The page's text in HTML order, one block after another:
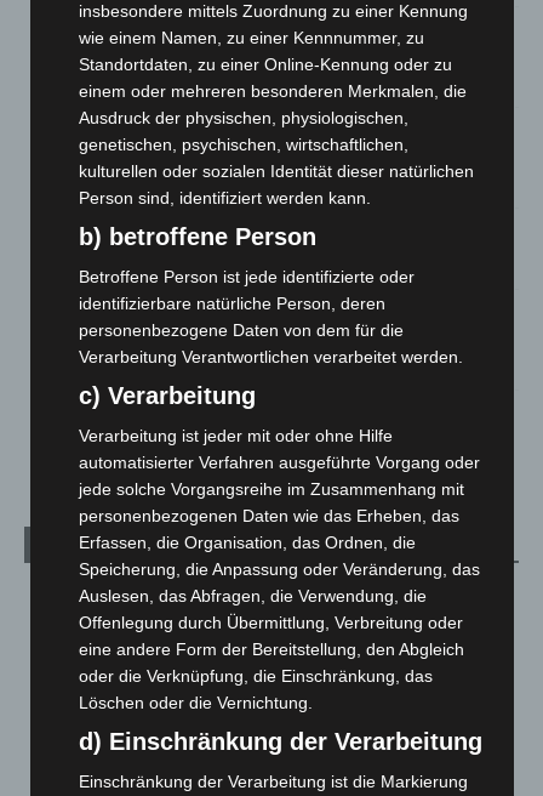
Region Hannover: 21 neue Notfallsanitäter starten beim
Roten Kreuz
5. August 2026
Mann läuft mit Hockeyschläger über A7 – Polizei sucht
Zeugen
5. August 2026
Celle: Mensch stirbt bei Bagger-Unfall auf Baustelle
Gasleitung bei McDonald’s-Umbau in Langenhagen
beschädigt
5. August 2026
3. August 2026
Kategorien
Blaulicht
Corona-News
Hannover und Region
Langenhagen und Ortsteile
Leserbriefe
Menschen
insbesondere mittels Zuordnung zu einer Kennung
wie einem Namen, zu einer Kennnummer, zu
Standortdaten, zu einer Online-Kennung oder zu
einem oder mehreren besonderen Merkmalen, die
Ausdruck der physischen, physiologischen,
genetischen, psychischen, wirtschaftlichen,
kulturellen oder sozialen Identität dieser natürlichen
Person sind, identifiziert werden kann.
b) betroffene Person
Betroffene Person ist jede identifizierte oder
identifizierbare natürliche Person, deren
personenbezogene Daten von dem für die
Verarbeitung Verantwortlichen verarbeitet werden.
c) Verarbeitung
Verarbeitung ist jeder mit oder ohne Hilfe
automatisierter Verfahren ausgeführte Vorgang oder
jede solche Vorgangsreihe im Zusammenhang mit
personenbezogenen Daten wie das Erheben, das
Erfassen, die Organisation, das Ordnen, die
Speicherung, die Anpassung oder Veränderung, das
Auslesen, das Abfragen, die Verwendung, die
Offenlegung durch Übermittlung, Verbreitung oder
eine andere Form der Bereitstellung, den Abgleich
oder die Verknüpfung, die Einschränkung, das
Löschen oder die Vernichtung.
d) Einschränkung der Verarbeitung
Einschränkung der Verarbeitung ist die Markierung